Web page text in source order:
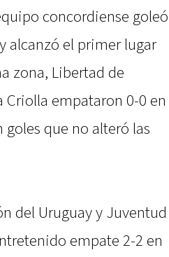
concordiense goleó
alcanzó el primer lugar
zona, Libertad de
empataron 0-0 en
que no alteró las
del Uruguay y Juventud
empate 2-2 en